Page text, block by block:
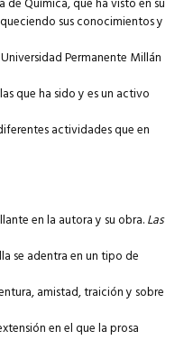
Química, que ha visto en su
sus conocimientos y
Permanente Millán
que ha sido y es un activo
actividades que en
en la autora y su obra.Las
se adentra en un tipo de
amistad, traición y sobre
en el que la prosa